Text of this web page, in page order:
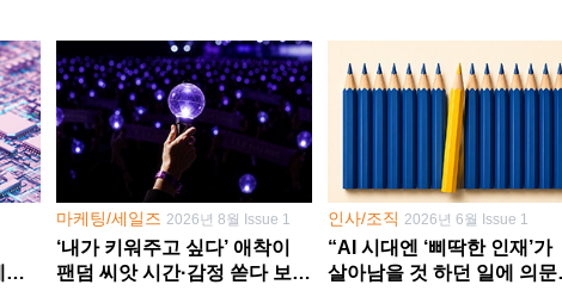
마케팅/세일즈 2026년 8월 Issue 1
‘내가 키워주고 싶다’ 애착이
팬덤 씨앗 시간·감정 쏟다 보면
인사/조직 2026년 6월 Issue 1
“AI 시대엔 ‘삐딱한 인재’가
살아남을 것 하던 일에 의문